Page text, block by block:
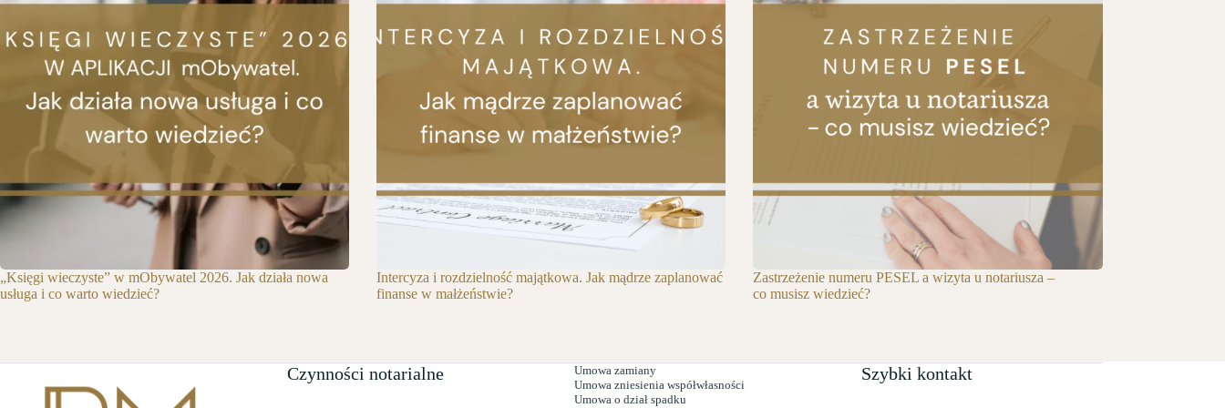
„Księgi wieczyste” w mObywatel 2026. Jak działa nowa
usługa i co warto wiedzieć?
Intercyza i rozdzielność majątkowa. Jak mądrze zaplanować
finanse w małżeństwie?
Zastrzeżenie numeru PESEL a wizyta u notariusza –
co musisz wiedzieć?
Czynności notarialne
Umowa zamiany
Umowa zniesienia współwłasności
Umowa o dział spadku
Szybki kontakt